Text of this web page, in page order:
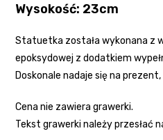
Wysokość: 23cm
Statuetka została wykonana z
epoksydowej z dodatkiem
Doskonale nadaje się na
Cena nie zawiera grawerki.
Tekst grawerki należy przesłać